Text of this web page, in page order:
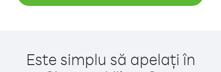
Este simplu să apelați în